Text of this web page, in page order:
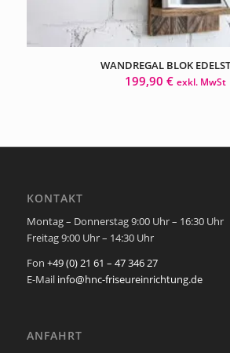
WANDREGAL BLOK
199,90€ exkl. MwSt
KONTAKT
Montag – Donnerstag 9:00 Uhr – 16:30 Uhr
Freitag 9:00 Uhr – 14:30 Uhr
Fon +49 (0) 21 61 – 47 346 27
E-Mail info@hnc-friseureinrichtung.de
ANFAHRT